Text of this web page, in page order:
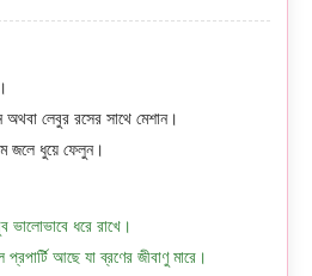
অথবা লেবুর রসের সাথে মেশান।
জলে ধুয়ে ফেলুন।
ভালোভাবে ধরে রাখে।
প্রপার্টি আছে যা ব্রণের জীবাণু মারে।